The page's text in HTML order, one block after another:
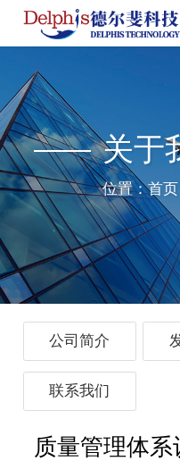
关于
位置：首页
公司简介
联系我们
质量管理体系